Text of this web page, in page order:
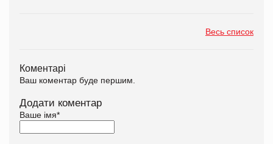
Весь список
Коментарі
Ваш коментар буде першим.
Додати коментар
Ваше імя*